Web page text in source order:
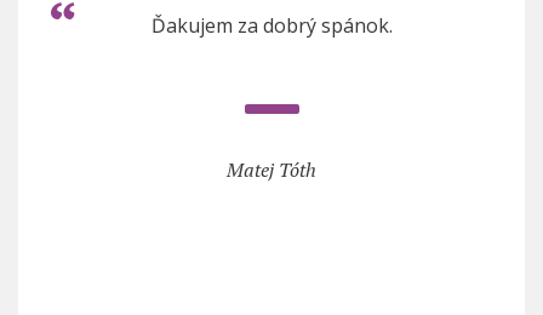
Ďakujem za dobrý spánok.
Matej Tóth